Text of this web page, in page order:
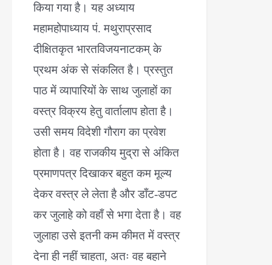
किया गया है। यह अध्याय
महामहोपाध्याय पं. मथुराप्रसाद
दीक्षितकृत भारतविजयनाटकम् के
प्रथम अंक से संकलित है। प्रस्तुत
पाठ में व्यापारियों के साथ जुलाहों का
वस्त्र विक्रय हेतु वार्तालाप होता है।
उसी समय विदेशी गौराग का प्रवेश
होता है। वह राजकीय मुद्रा से अंकित
प्रमाणपत्र दिखाकर बहुत कम मूल्य
देकर वस्त्र ले लेता है और डाँट-डपट
कर जुलाहे को वहाँ से भगा देता है। वह
जुलाहा उसे इतनी कम कीमत में वस्त्र
देना ही नहीं चाहता, अतः वह बहाने